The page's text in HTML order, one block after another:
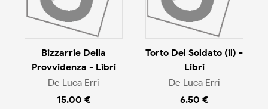
Bizzarrie Della
Provvidenza - Libri
De Luca Erri
15.00 €
Torto Del Soldato (il) -
Libri
De Luca Erri
6.50 €